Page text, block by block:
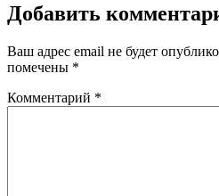
Добавить
Ваш адрес email не будет
помечены *
Комментарий *